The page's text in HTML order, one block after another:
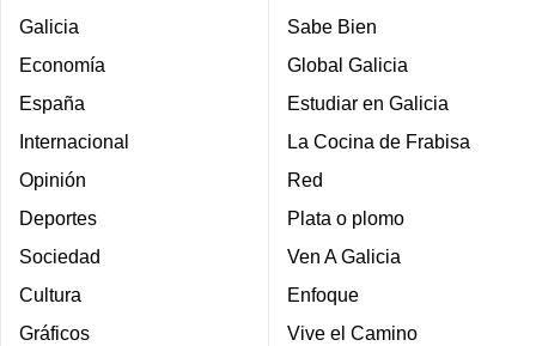
Galicia
Economía
España
Internacional
Opinión
Deportes
Sociedad
Cultura
Gráficos
Sabe Bien
Global Galicia
Estudiar en Galicia
La Cocina de Frabisa
Red
Plata o plomo
Ven A Galicia
Enfoque
Vive el Camino